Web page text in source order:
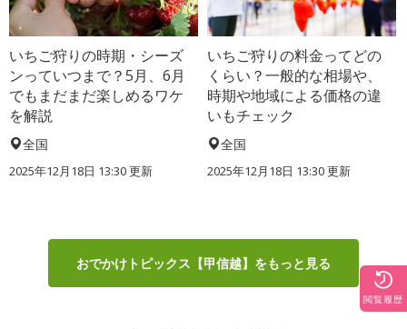
いちご狩りの時期・シーズ
ンっていつまで？5月、6月
でもまだまだ楽しめるワケ
を解説
全国
2025年12月18日 13:30 更新
いちご狩りの料金ってどの
くらい？一般的な相場や、
時期や地域による価格の違
いもチェック
全国
2025年12月18日 13:30 更新
おでかけトピックス【甲信越】をもっと見る
閲覧履歴